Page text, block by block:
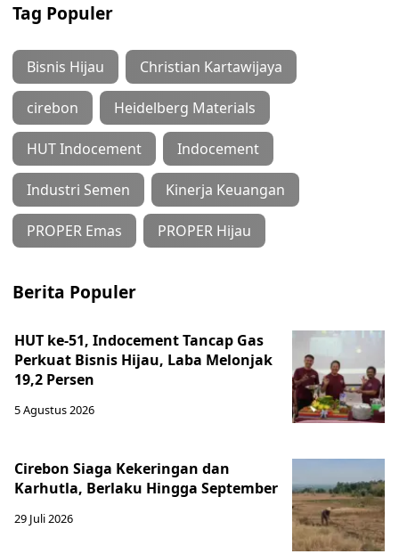
Tag Populer
Bisnis Hijau Christian Kartawijaya
cirebon Heidelberg Materials
HUT Indocement Indocement
Industri Semen Kinerja Keuangan
PROPER Emas PROPER Hijau
Berita Populer
HUT ke-51, Indocement Tancap Gas
Perkuat Bisnis Hijau, Laba Melonjak
19,2 Persen
5 Agustus 2026
Cirebon Siaga Kekeringan dan
Karhutla, Berlaku Hingga September
29 Juli 2026